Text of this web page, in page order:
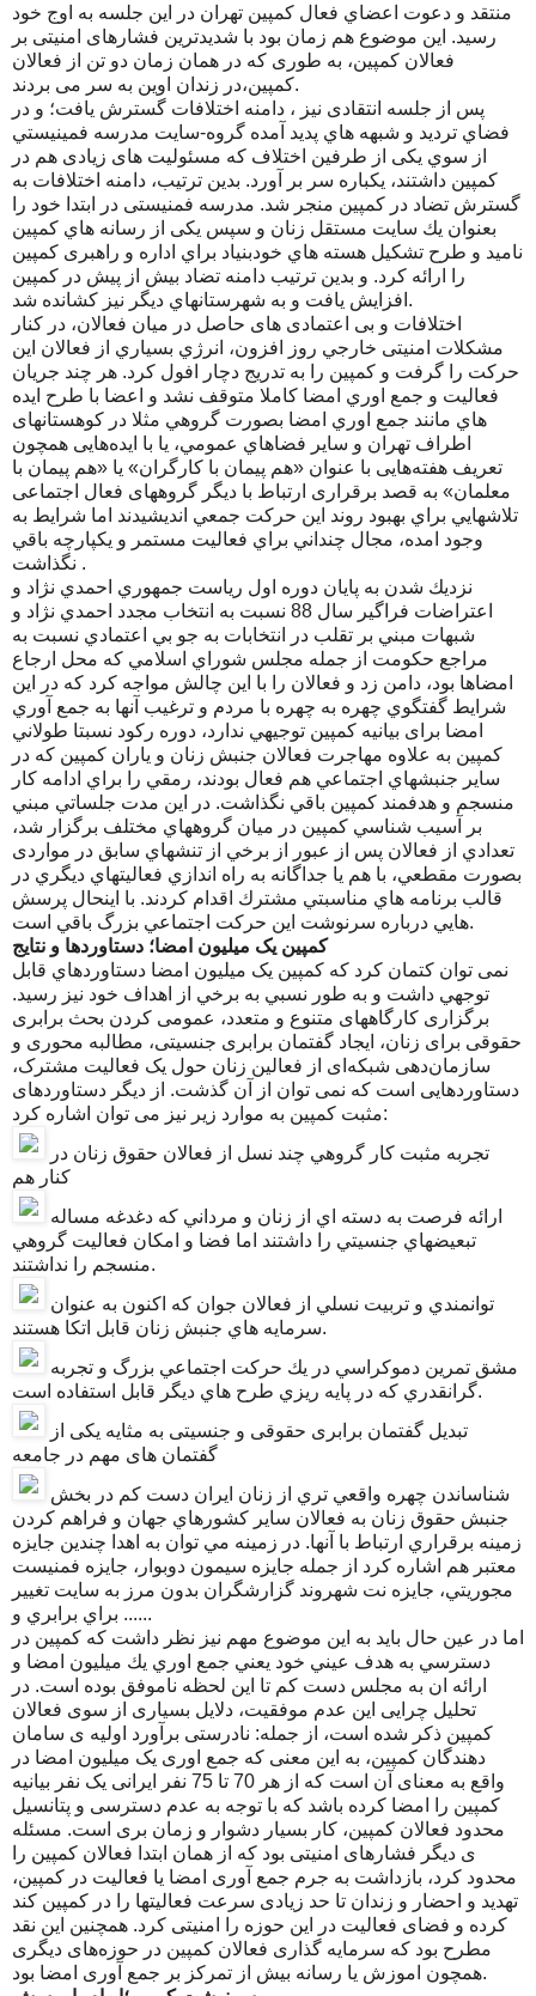
منتقد و دعوت اعضاي فعال كمپين تهران در اين جلسه به اوج خود
رسید. این موضوع هم زمان بود با شدیدترین فشارهای امنیتی بر
فعالان کمپین، به طوری که در همان زمان دو تن از فعالان
کمپین،در زندان اوین به سر می بردند.
پس از جلسه انتقادی نیز ، دامنه اختلافات گسترش یافت؛ و در
فضاي ترديد و شبهه هاي پدید آمده گروه-سایت مدرسه فمينيستي
از سوي یکی از طرفین اختلاف که مسئولیت های زیادی هم در
کمپین داشتند، یکباره سر بر آورد. بدین ترتیب، دامنه اختلافات به
گسترش تضاد در کمپین منجر شد. مدرسه فمنیستی در ابتدا خود را
بعنوان يك سايت مستقل زنان و سپس یکی از رسانه هاي كمپين
نامید و طرح تشكيل هسته هاي خودبنياد براي اداره و راهبری كمپين
را ارائه كرد. و بدین ترتیب دامنه تضاد بيش از پيش در کمپین
افزایش یافت و به شهرستانهاي ديگر نيز كشانده شد.
اختلافات و بی اعتمادی های حاصل در میان فعالان، در كنار
مشكلات امنیتی خارجي روز افزون، انرژي بسياري از فعالان اين
حركت را گرفت و كمپين را به تدريج دچار افول كرد. هر چند جريان
فعاليت و جمع اوري امضا كاملا متوقف نشد و اعضا با طرح ايده
هاي مانند جمع اوري امضا بصورت گروهي مثلا در كوهستانهای
اطراف تهران و ساير فضاهاي عمومي، یا با ایده‌هایی همچون
تعریف هفته‌هایی با عنوان «هم پیمان با کارگران» یا «هم پیمان با
معلمان» به قصد برقراری ارتباط با دیگر گروههای فعال اجتماعی
تلاشهايي براي بهبود روند اين حركت جمعي انديشيدند اما شرايط به
وجود امده، مجال چنداني براي فعاليت مستمر و يكپارچه باقي
نگذاشت .
نزديك شدن به پايان دوره اول رياست جمهوري احمدي نژاد و
اعتراضات فراگير سال 88 نسبت به انتخاب مجدد احمدي نژاد و
شبهات مبني بر تقلب در انتخابات به جو بي اعتمادي نسبت به
مراجع حكومت از جمله مجلس شوراي اسلامي كه محل ارجاع
امضاها بود، دامن زد و فعالان را با اين چالش مواجه كرد كه در اين
شرايط گفتگوي چهره به چهره با مردم و ترغيب آنها به جمع آوري
امضا برای بيانيه كمپين توجيهي ندارد، دوره ركود نسبتا طولاني
كمپين به علاوه مهاجرت فعالان جنبش زنان و ياران كمپين كه در
ساير جنبشهاي اجتماعي هم فعال بودند، رمقي را براي ادامه كار
منسجم و هدفمند كمپين باقي نگذاشت. در اين مدت جلساتي مبني
بر آسيب شناسي كمپين در ميان گروههاي مختلف برگزار شد،
تعدادي از فعالان پس از عبور از برخي از تنشهاي سابق در مواردی
بصورت مقطعي، با هم يا جداگانه به راه اندازي فعاليتهاي ديگري در
قالب برنامه هاي مناسبتي مشترك اقدام كردند. با اينحال پرسش
هايي درباره سرنوشت اين حركت اجتماعي بزرگ باقي است.
کمپین یک میلیون امضا؛ دستاوردها و نتایج
نمی توان کتمان کرد که كمپين یک میلیون امضا دستاوردهاي قابل
توجهي داشت و به طور نسبي به برخي از اهداف خود نيز رسيد.
برگزاری کارگاههای متنوع و متعدد، عمومی کردن بحث برابری
حقوقی برای زنان، ایجاد گفتمان برابری جنسیتی، مطالبه محوری و
سازمان‌دهی شبکه‌ای از فعالین زنان حول یک فعالیت مشترک،
دستاوردهایی است که نمی توان از آن گذشت. از دیگر دستاوردهای
مثبت کمپین به موارد زیر نیز می توان اشاره کرد:
كنار هم
تبعيضهاي جنسيتي را داشتند اما فضا و امكان فعاليت گروهي
منسجم را نداشتند.
سرمايه هاي جنبش زنان قابل اتكا هستند.
گرانقدري كه در پايه ريزي طرح هاي ديگر قابل استفاده است.
گفتمان های مهم در جامعه
جنبش حقوق زنان به فعالان ساير كشورهاي جهان و فراهم كردن
زمينه برقراري ارتباط با آنها. در زمينه مي توان به اهدا چندين جايزه
معتبر هم اشاره كرد از جمله جايزه سيمون دوبوار، جايزه فمنيست
مجوريتي، جايزه نت شهروند گزارشگران بدون مرز به سايت تغيير
براي برابري و ......
اما در عین حال باید به این موضوع مهم نیز نظر داشت که کمپین در
دسترسي به هدف عيني خود يعني جمع اوري يك ميليون امضا و
ارائه ان به مجلس دست كم تا اين لحظه ناموفق بوده است. در
تحلیل چرایی این عدم موفقیت، دلایل بسیاری از سوی فعالان
کمپین ذکر شده است، از جمله: نادرستی برآورد اولیه ی سامان
دهندگان کمپین، به این معنی که جمع اوری یک میلیون امضا در
واقع به معنای آن است که از هر 70 تا 75 نفر ایرانی یک نفر بیانیه
کمپین را امضا کرده باشد که با توجه به عدم دسترسی و پتانسیل
محدود فعالان کمپین، کار بسیار دشوار و زمان بری است. مسئله
ی دیگر فشارهای امنیتی بود که از همان ابتدا فعالان کمپین را
محدود کرد، بازداشت به جرم جمع آوری امضا یا فعالیت در کمپین،
تهدید و احضار و زندان تا حد زیادی سرعت فعالیتها را در کمپین کند
کرده و فضای فعالیت در این حوزه را امنیتی کرد. همچنین این نقد
مطرح بود که سرمایه گذاری فعالان کمپین در حوزه‌های دیگری
همچون اموزش یا رسانه بیش از تمرکز بر جمع آوری امضا بود.